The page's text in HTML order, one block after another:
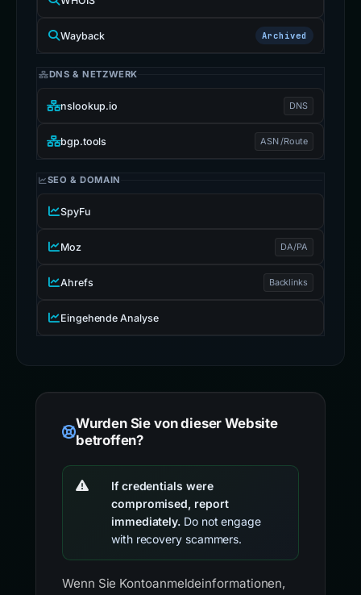
Wayback Archived
DNS & NETZWERK
nslookup.io DNS
bgp.tools ASN /Route
SEO & DOMAIN
SpyFu
Moz DA/PA
Ahrefs Backlinks
Eingehende Analyse
Wurden Sie von dieser Website
betroffen?
If credentials were
compromised, report
immediately. Do not engage
with recovery scammers.
Wenn Sie Kontoanmeldeinformationen,